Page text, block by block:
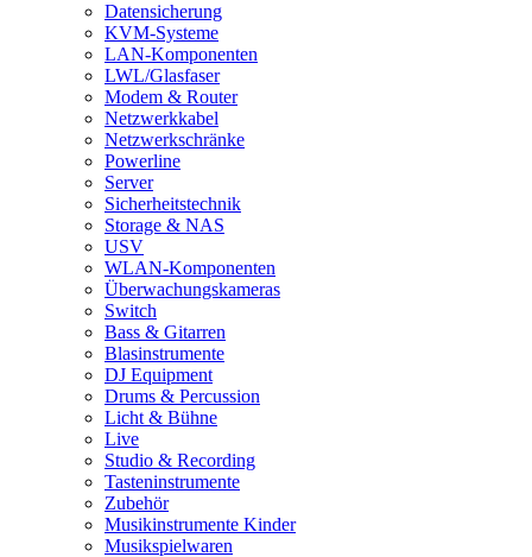
Datensicherung
KVM-Systeme
LAN-Komponenten
LWL/Glasfaser
Modem & Router
Netzwerkkabel
Netzwerkschränke
Powerline
Server
Sicherheitstechnik
Storage & NAS
USV
WLAN-Komponenten
Überwachungskameras
Switch
Bass & Gitarren
Blasinstrumente
DJ Equipment
Drums & Percussion
Licht & Bühne
Live
Studio & Recording
Tasteninstrumente
Zubehör
Musikinstrumente Kinder
Musikspielwaren